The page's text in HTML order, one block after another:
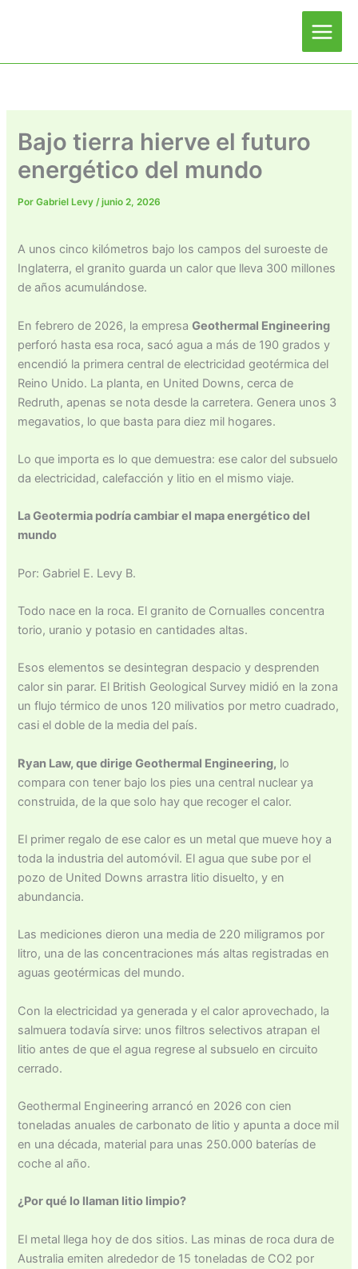
Bajo tierra hierve el futuro
energético del mundo
PorGabriel Levy/junio 2, 2026
A unos cinco kilómetros bajo los campos del suroeste de
Inglaterra, el granito guarda un calor que lleva 300 millones
de años acumulándose.
En febrero de 2026, la empresaGeothermal Engineering
perforó hasta esa roca, sacó agua a más de 190 grados y
encendió la primera central de electricidad geotérmica del
Reino Unido. La planta, en United Downs, cerca de
Redruth, apenas se nota desde la carretera. Genera unos 3
megavatios, lo que basta para diez mil hogares.
Lo que importa es lo que demuestra: ese calor del subsuelo
da electricidad, calefacción y litio en el mismo viaje.
La Geotermia podría cambiar el mapa energético del
mundo
Por: Gabriel E. Levy B.
Todo nace en la roca. El granito de Cornualles concentra
torio, uranio y potasio en cantidades altas.
Esos elementos se desintegran despacio y desprenden
calor sin parar. El British Geological Survey midió en la zona
un flujo térmico de unos 120 milivatios por metro cuadrado,
casi el doble de la media del país.
Ryan Law, que dirige Geothermal Engineering, lo
compara con tener bajo los pies una central nuclear ya
construida, de la que solo hay que recoger el calor.
El primer regalo de ese calor es un metal que mueve hoy a
toda la industria del automóvil. El agua que sube por el
pozo de United Downs arrastra litio disuelto, y en
abundancia.
Las mediciones dieron una media de 220 miligramos por
litro, una de las concentraciones más altas registradas en
aguas geotérmicas del mundo.
Con la electricidad ya generada y el calor aprovechado, la
salmuera todavía sirve: unos filtros selectivos atrapan el
litio antes de que el agua regrese al subsuelo en circuito
cerrado.
Geothermal Engineering arrancó en 2026 con cien
toneladas anuales de carbonato de litio y apunta a doce mil
en una década, material para unas 250.000 baterías de
coche al año.
¿Por qué lo llaman litio limpio?
El metal llega hoy de dos sitios. Las minas de roca dura de
Australia emiten alrededor de 15 toneladas de CO2 por